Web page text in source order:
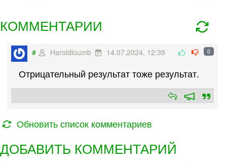
КОММЕНТАРИИ
# Haroldloumb 14.07.2024, 12:39 0
Отрицательный результат тоже результат.
Обновить список комментариев
ДОБАВИТЬ КОММЕНТАРИЙ